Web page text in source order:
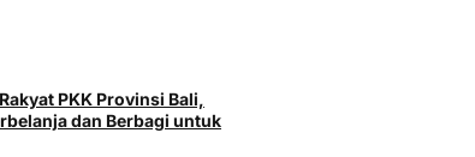
Hadirkan Kekayaan Tradisi dan
PKK Provinsi Bali,
dan Berbagi untuk